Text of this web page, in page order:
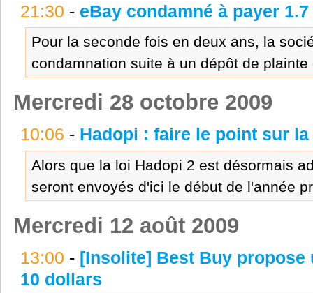
21:30 - eBay condamné à payer
Pour la seconde fois en deux ans, la
condamnation suite à un dépôt de
Mercredi 28 octobre 2009
10:06 - Hadopi : faire le point sur
Alors que la loi Hadopi 2 est désormais
seront envoyés d'ici le début de l'année
Mercredi 12 août 2009
13:00 - [Insolite] Best Buy propose
10 dollars